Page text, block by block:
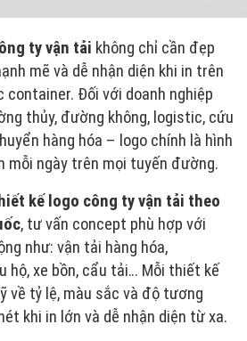
ty vận tải không chỉ cần đẹp
mẽ và dễ nhận diện khi in trên
container. Đối với doanh nghiệp
thủy, đường không, logistic, cứu
hàng hóa – logo chính là hình
mỗi ngày trên mọi tuyến đường.
kế logo công ty vận tải theo
, tư vấn concept phù hợp với
như: vận tải hàng hóa,
hộ, xe bồn, cẩu tải… Mỗi thiết kế
về tỷ lệ, màu sắc và độ tương
khi in lớn và dễ nhận diện từ xa.